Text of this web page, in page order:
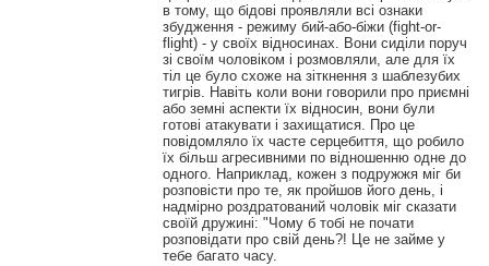
в тому, що бідові проявляли всі ознаки
збудження - режиму бий-або-біжи (fight-or-
flight) - у своїх відносинах. Вони сиділи поруч
зі своїм чоловіком і розмовляли, але для їх
тіл це було схоже на зіткнення з шаблезубих
тигрів. Навіть коли вони говорили про приємні
або земні аспекти їх відносин, вони були
готові атакувати і захищатися. Про це
повідомляло їх часте серцебиття, що робило
їх більш агресивними по відношенню одне до
одного. Наприклад, кожен з подружжя міг би
розповісти про те, як пройшов його день, і
надмірно роздратований чоловік міг сказати
своїй дружині: "Чому б тобі не почати
розповідати про свій день?! Це не займе у
тебе багато часу.